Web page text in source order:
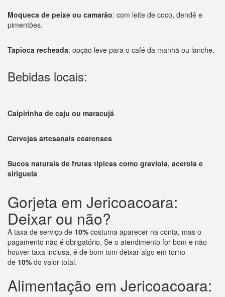
Moqueca de peixe ou camarão: com leite de coco, dendê e
pimentões.
Tapioca recheada: opção leve para o café da manhã ou lanche.
Bebidas locais:
Caipirinha de caju ou maracujá
Cervejas artesanais cearenses
Sucos naturais de frutas típicas como graviola, acerola e
siriguela
Gorjeta em Jericoacoara:
Deixar ou não?
A taxa de serviço de 10% costuma aparecer na conta, mas o
pagamento não é obrigatório. Se o atendimento for bom e não
houver taxa inclusa, é de bom tom deixar algo em torno
de 10% do valor total.
Alimentação em Jericoacoara: